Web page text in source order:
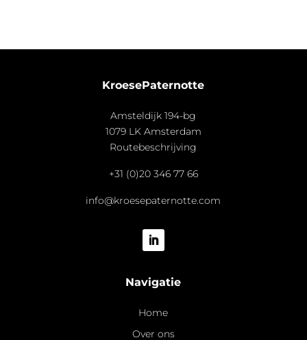
KroesePaternotte
Amsteldijk 194-bg
1079 LK Amsterdam
Routebeschrijving
+31 (0)20 346 77 66
info@kroesepaternotte.com
Navigatie
Home
Over ons